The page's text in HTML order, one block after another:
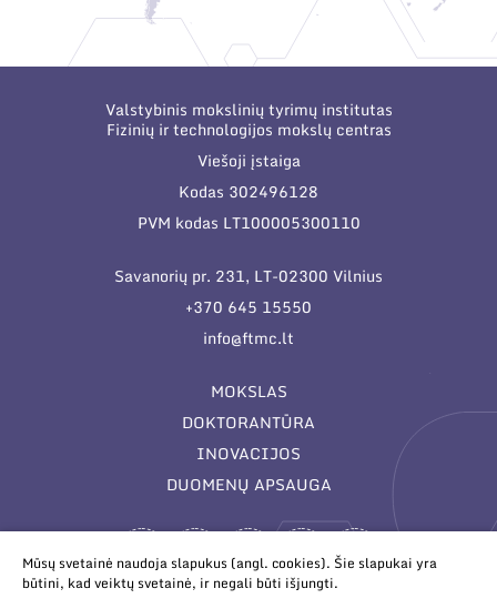
Valstybinis mokslinių tyrimų institutas
Fizinių ir technologijos mokslų centras
Viešoji įstaiga
Kodas 302496128
PVM kodas LT100005300110
Savanorių pr. 231, LT-02300 Vilnius
+370 645 15550
info@ftmc.lt
MOKSLAS
DOKTORANTŪRA
INOVACIJOS
DUOMENŲ APSAUGA
Mūsų svetainė naudoja slapukus (angl. cookies). Šie slapukai yra
būtini, kad veiktų svetainė, ir negali būti išjungti.